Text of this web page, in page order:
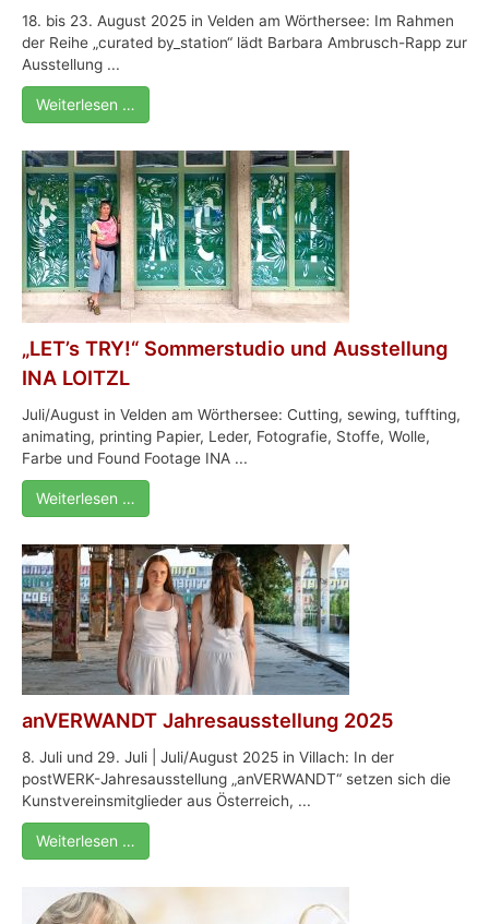
18. bis 23. August 2025 in Velden am Wörthersee: Im Rahmen
der Reihe „curated by_station“ lädt Barbara Ambrusch-Rapp zur
Ausstellung ...
Weiterlesen …
„LET’s TRY!“ Sommerstudio und Ausstellung
INA LOITZL
Juli/August in Velden am Wörthersee: Cutting, sewing, tuffting,
animating, printing Papier, Leder, Fotografie, Stoffe, Wolle,
Farbe und Found Footage INA ...
Weiterlesen …
anVERWANDT Jahresausstellung 2025
8. Juli und 29. Juli | Juli/August 2025 in Villach: In der
postWERK-Jahresausstellung „anVERWANDT“ setzen sich die
Kunstvereinsmitglieder aus Österreich, ...
Weiterlesen …